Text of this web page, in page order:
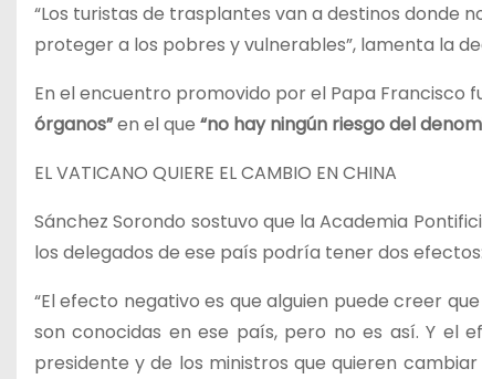
“Los turistas de trasplantes van a destinos donde
proteger a los pobres y vulnerables”, lamenta la
En el encuentro promovido por el Papa Francisco
órganos”en el que “no hay ningún riesgo del
EL VATICANO QUIERE EL CAMBIO EN CHINA
Sánchez Sorondo sostuvo que la Academia
los delegados de ese país podría tener dos
“El efecto negativo es que alguien puede creer
son conocidas en ese país, pero no es así. Y el
presidente y de los ministros que quieren